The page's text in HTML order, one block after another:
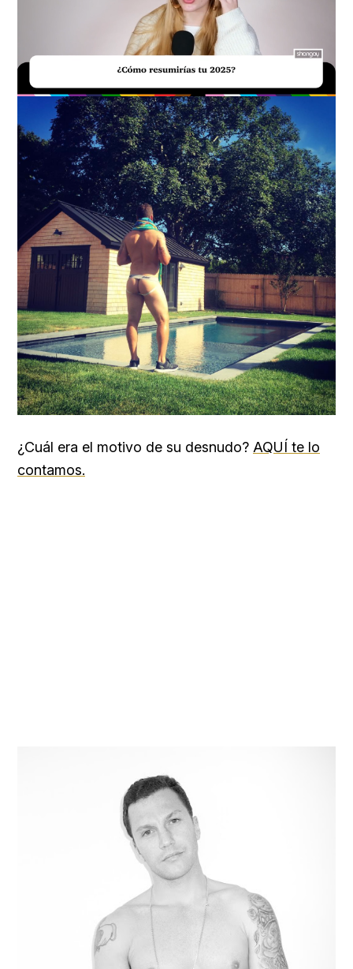
Unmute Loaded:
34.00%
¿Cuál era el motivo de su desnudo? AQUÍ te lo
contamos.